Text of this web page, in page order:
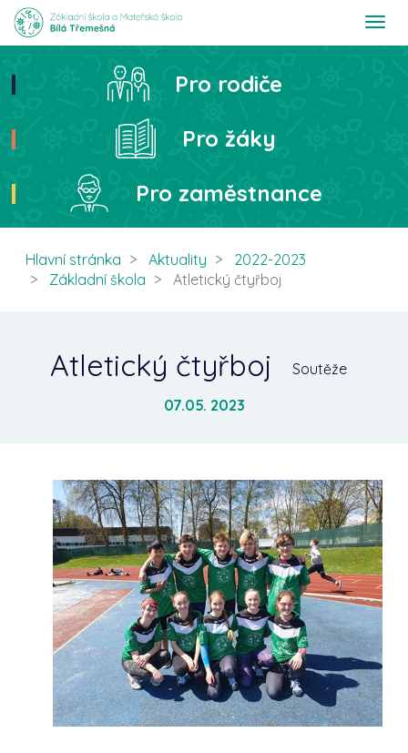
T
t
Hledat
Pro rodiče
Pro žáky
Pro zaměstnance
Hlavní stránka Aktuality
2022-2023
Základní škola
Atletický čtyřboj
Atletický čtyřboj
Soutěže
07.05. 2023